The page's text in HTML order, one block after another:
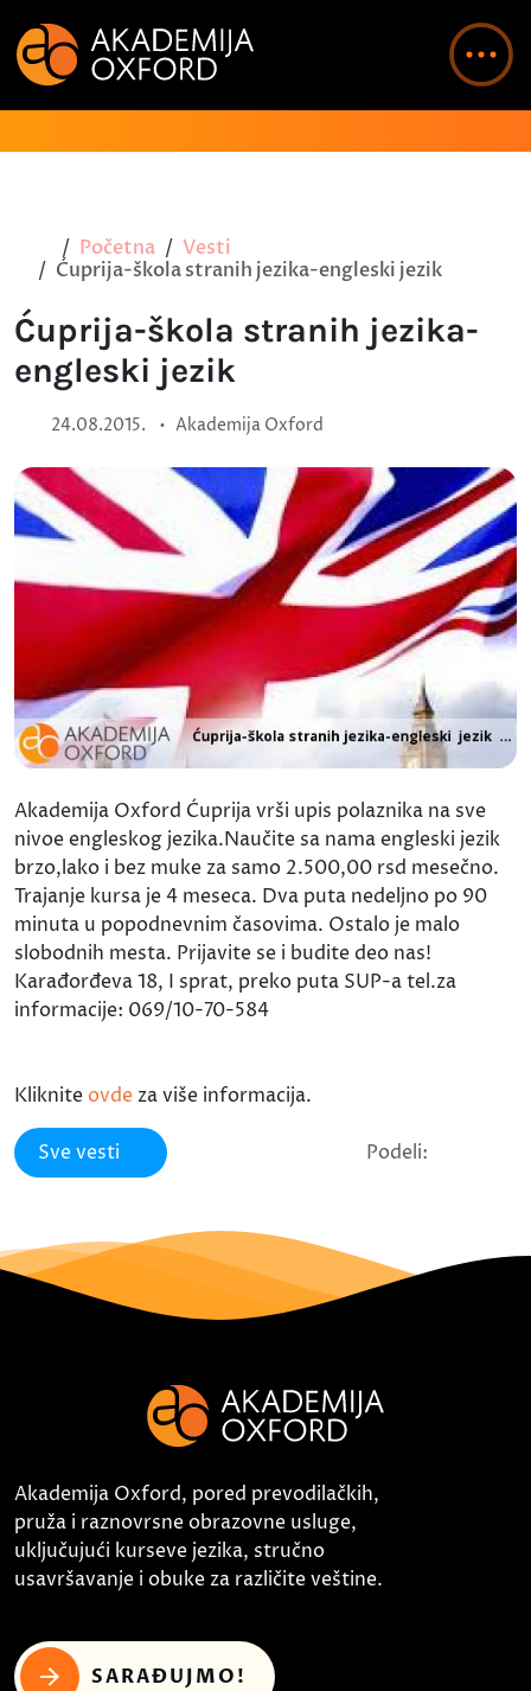
Početna
Vesti
Ćuprija-škola stranih jezika-engleski jezik
Ćuprija-škola stranih jezika-
engleski jezik
24.08.2015. • Akademija Oxford
Akademija Oxford Ćuprija vrši upis polaznika na sve
nivoe engleskog jezika.Naučite sa nama engleski jezik
brzo,lako i bez muke za samo 2.500,00 rsd mesečno.
Trajanje kursa je 4 meseca. Dva puta nedeljno po 90
minuta u popodnevnim časovima. Ostalo je malo
slobodnih mesta. Prijavite se i budite deo nas!
Karađorđeva 18, I sprat, preko puta SUP-a tel.za
informacije: 069/10-70-584
Kliknite ovde za više informacija.
Sve vesti Podeli:
Akademija Oxford, pored prevodilačkih,
pruža i raznovrsne obrazovne usluge,
uključujući kurseve jezika, stručno
usavršavanje i obuke za različite veštine.
SARAĐUJMO!